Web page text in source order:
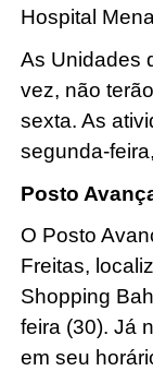
Hospital
As Unidades
vez, não
sexta. As
segunda-
Posto
O Posto
Freitas,
Shopping
feira (30). Já
em seu